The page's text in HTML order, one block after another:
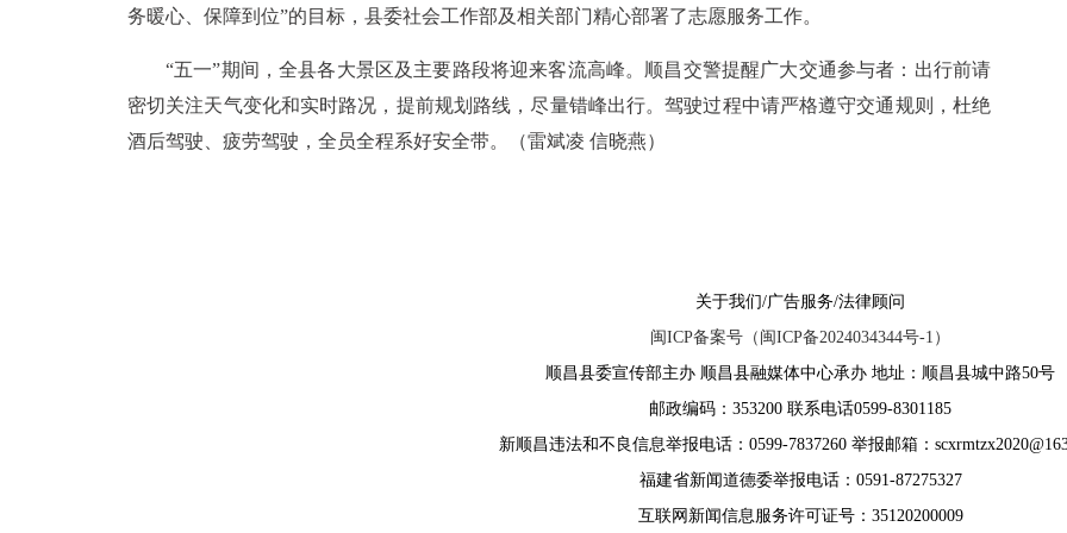
务暖心、保障到位”的目标，县委社会工作部及相关部门精心部署了志愿服务工作。
“五一”期间，全县各大景区及主要路段将迎来客流高峰。顺昌交警提醒广大交通参与者：出行前请
密切关注天气变化和实时路况，提前规划路线，尽量错峰出行。驾驶过程中请严格遵守交通规则，杜绝
酒后驾驶、疲劳驾驶，全员全程系好安全带。（雷斌凌 信晓燕）
关于我们/广告服务/法律顾问
闽ICP备案号（闽ICP备2024034344号-1）
顺昌县委宣传部主办 顺昌县融媒体中心承办 地址：顺昌县城中路50号
邮政编码：353200 联系电话0599-8301185
新顺昌违法和不良信息举报电话：0599-7837260 举报邮箱：
福建省新闻道德委举报电话：0591-87275327
互联网新闻信息服务许可证号：35120200009